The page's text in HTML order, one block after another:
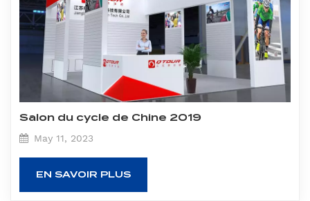
Salon du cycle de Chine 2019
May 11, 2023
EN SAVOIR PLUS